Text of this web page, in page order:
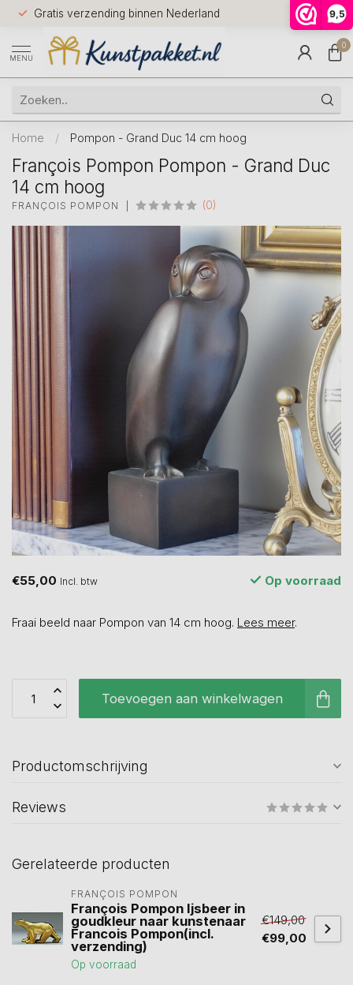
9,5
Gratis verzending binnen Nederland
Voor
huis
9.5
MENU
0
Home / Pompon - Grand Duc 14 cm hoog
François Pompon Pompon - Grand Duc
14 cm hoog
FRANÇOIS POMPON (0)
€55,00 Incl. btw Op voorraad
Fraai beeld naar Pompon van 14 cm hoog. Lees meer.
Toevoegen aan winkelwagen
Productomschrijving
Reviews
Gerelateerde producten
FRANÇOIS POMPON
François Pompon Ijsbeer in
goudkleur naar kunstenaar
Francois Pompon(incl.
verzending)
Op voorraad
€149,00
€99,00